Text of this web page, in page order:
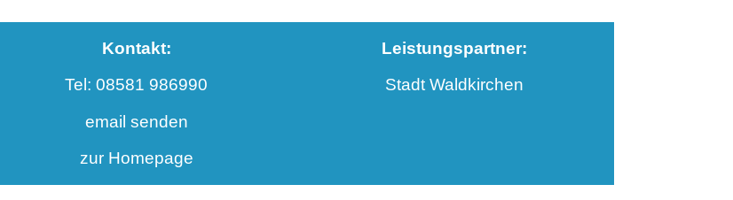
Kontakt:
Tel: 08581 986990
email senden
zur Homepage
Leistungspartner:
Stadt Waldkirchen